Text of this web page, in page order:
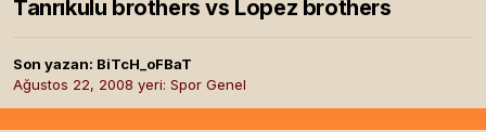
Tanrıkulu brothers vs Lopez brothers
Son yazan: BiTcH_oFBaT
Ağustos 22, 2008 yeri: Spor Genel